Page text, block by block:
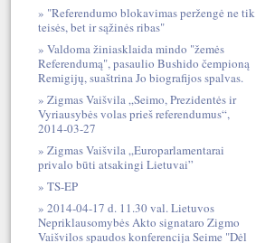
"Referendumo blokavimas peržengė ne tik
teisės, bet ir sąžinės ribas"
Valdoma žiniasklaida mindo "žemės
Referendumą", pasaulio Bushido čempioną
Remigijų, suaštrina Jo biografijos spalvas.
Zigmas Vaišvila „Seimo, Prezidentės ir
Vyriausybės volas prieš referendumus“,
2014-03-27
Zigmas Vaišvila „Europarlamentarai
privalo būti atsakingi Lietuvai”
TS-EP
2014-04-17 d. 11.30 val. Lietuvos
Nepriklausomybės Akto signataro Zigmo
Vaišvilos spaudos konferencija Seime "Dėl